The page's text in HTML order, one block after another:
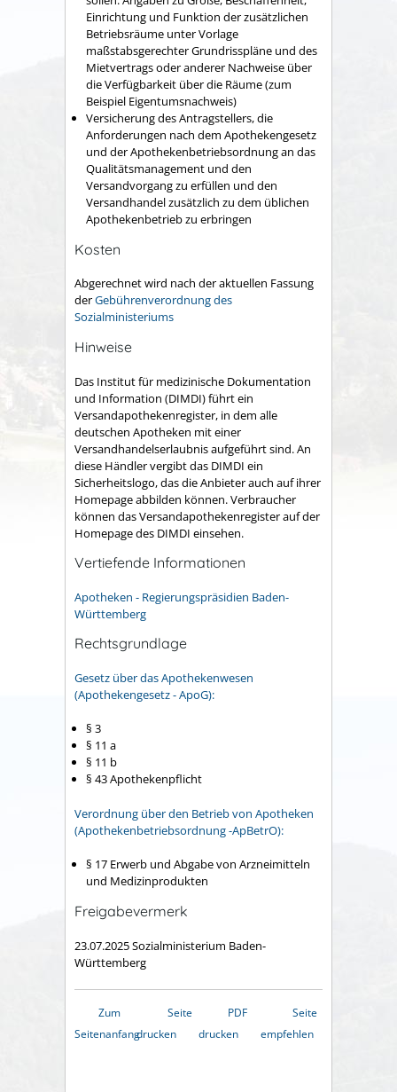
Einrichtung und Funktion der zusätzlichen
Betriebsräume unter Vorlage
maßstabsgerechter Grundrisspläne und des
Mietvertrags oder anderer Nachweise über
die Verfügbarkeit über die Räume (zum
Beispiel Eigentumsnachweis)
Versicherung des Antragstellers, die
Anforderungen nach dem Apothekengesetz
und der Apothekenbetriebsordnung an das
Qualitätsmanagement und den
Versandvorgang zu erfüllen und den
Versandhandel zusätzlich zu dem üblichen
Apothekenbetrieb zu erbringen
Kosten
Abgerechnet wird nach der aktuellen Fassung
derGebührenverordnung des
Sozialministeriums
Hinweise
Das Institut für medizinische Dokumentation
und Information (DIMDI) führt ein
Versandapothekenregister, in dem alle
deutschen Apotheken mit einer
Versandhandelserlaubnis aufgeführt sind. An
diese Händler vergibt das DIMDI ein
Sicherheitslogo, das die Anbieter auch auf ihrer
Homepage abbilden können. Verbraucher
können das Versandapothekenregister auf der
Homepage des DIMDI einsehen.
Vertiefende Informationen
Apotheken - Regierungspräsidien Baden-
Württemberg
Rechtsgrundlage
Gesetz über das Apothekenwesen
(Apothekengesetz - ApoG):
§ 3
§ 11 a
§ 11 b
§ 43 Apothekenpflicht
Verordnung über den Betrieb von Apotheken
(Apothekenbetriebsordnung -ApBetrO):
§ 17 Erwerb und Abgabe von Arzneimitteln
und Medizinprodukten
Freigabevermerk
23.07.2025 Sozialministerium Baden-
Württemberg
Zum
Seitenanfang
Seite
drucken
PDF
drucken
Seite
empfehlen